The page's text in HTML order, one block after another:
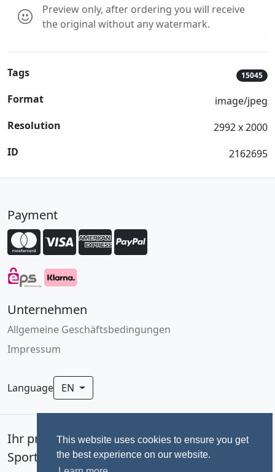
This website uses cookies to ensure you get
the best experience on our website.
Preview only, after ordering you will receive
the original without any watermark.
Tags 15045
Format
image/jpeg
Resolution
2992 x 2000
ID
2162695
Payment
Unternehmen
Allgemeine Geschäftsbedingungen
Impressum
Language EN
Ihr professionelles Fotoservice für
Sportevents seit 1992.